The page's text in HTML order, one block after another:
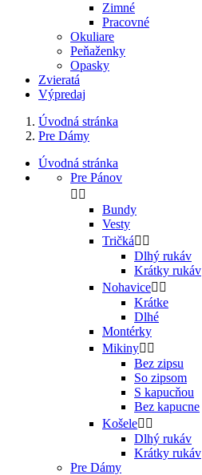
Zimné
Pracovné
Okuliare
Peňaženky
Opasky
Zvieratá
Výpredaj
Úvodná stránka
Pre Dámy
Úvodná stránka
Pre Pánov
 
Bundy
Vesty
Tričká 
Dlhý rukáv
Krátky rukáv
Nohavice 
Krátke
Dlhé
Montérky
Mikiny 
Bez zipsu
So zipsom
S kapucňou
Bez kapucne
Košele 
Dlhý rukáv
Krátky rukáv
Pre Dámy